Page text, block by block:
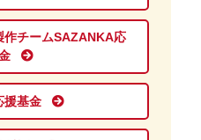
作チームSAZANKA応
援基金